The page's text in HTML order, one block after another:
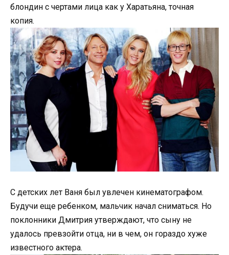
блондин с чертами лица как у Харатьяна, точная
копия.
С детских лет Ваня был увлечен кинематографом.
Будучи еще ребенком, мальчик начал сниматься. Но
поклонники Дмитрия утверждают, что сыну не
удалось превзойти отца, ни в чем, он гораздо хуже
известного актера.